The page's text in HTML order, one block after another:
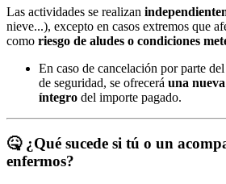
Las actividades se realizan
nieve...), excepto en casos extremos que
como riesgo de aludes o condiciones
En caso de cancelación por parte
de seguridad, se ofrecerá una
íntegro del importe pagado.
🤒 ¿Qué sucede si tú o un
enfermos?